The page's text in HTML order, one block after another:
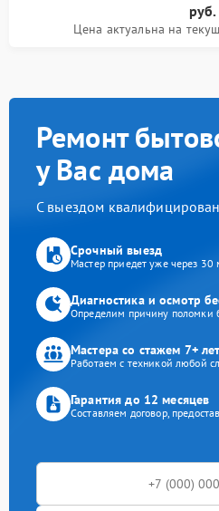
руб.
Цена актуальна на
Ремонт
у Вас дома
С выездом
Срочный выезд
Мастер приедет уже через 30
Диагностика и осмотр
Определим причину поломки
Мастера со стажем 7+ лет
Работаем с техникой любой
Гарантия до 12 месяцев
Составляем договор,